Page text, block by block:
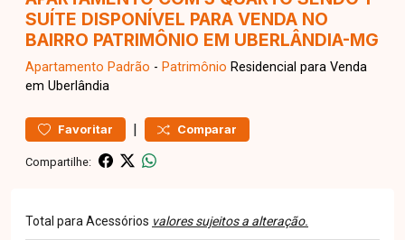
SUÍTE DISPONÍVEL PARA VENDA NO
BAIRRO PATRIMÔNIO EM UBERLÂNDIA-MG
Apartamento Padrão - Patrimônio Residencial para Venda
em Uberlândia
Favoritar | Comparar
Compartilhe:
Total para Acessórios valores sujeitos a alteração.